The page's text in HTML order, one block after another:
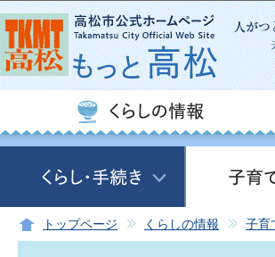
トップページ くらしの情報 子育